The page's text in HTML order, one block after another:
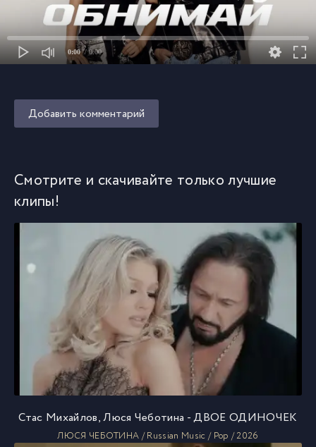
0:00 / 0:00
Добавить комментарий
Смотрите и скачивайте только лучшие
клипы!
Стас Михайлов, Люся Чеботина - ДВОЕ ОДИНОЧЕК
ЛЮСЯ ЧЕБОТИНА / Russian Music / Pop / 2026